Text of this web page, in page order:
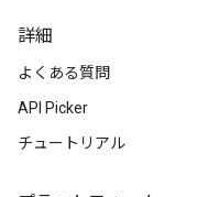
詳細
よくある質問
API Picker
チュートリアル